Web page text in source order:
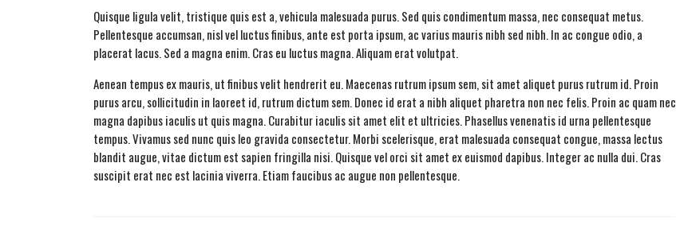
Quisque ligula velit, tristique quis est a, vehicula malesuada purus. Sed quis condimentum massa, nec consequat metus.
Pellentesque accumsan, nisl vel luctus finibus, ante est porta ipsum, ac varius mauris nibh sed nibh. In ac congue odio, a
placerat lacus. Sed a magna enim. Cras eu luctus magna. Aliquam erat volutpat.
Aenean tempus ex mauris, ut finibus velit hendrerit eu. Maecenas rutrum ipsum sem, sit amet aliquet purus rutrum id. Proin
purus arcu, sollicitudin in laoreet id, rutrum dictum sem. Donec id erat a nibh aliquet pharetra non nec felis. Proin ac quam nec
magna dapibus iaculis ut quis magna. Curabitur iaculis sit amet elit et ultricies. Phasellus venenatis id urna pellentesque
tempus. Vivamus sed nunc quis leo gravida consectetur. Morbi scelerisque, erat malesuada consequat congue, massa lectus
blandit augue, vitae dictum est sapien fringilla nisi. Quisque vel orci sit amet ex euismod dapibus. Integer ac nulla dui. Cras
suscipit erat nec est lacinia viverra. Etiam faucibus ac augue non pellentesque.